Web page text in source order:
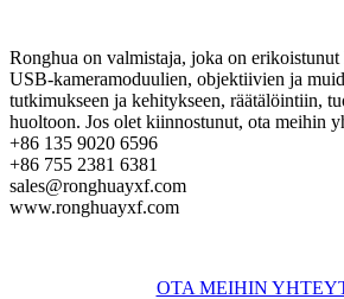
Ronghua on valmistaja, joka on erikoistunut
USB-kameramoduulien, objektiivien ja
tutkimukseen ja kehitykseen, räätälöintiin,
huoltoon. Jos olet kiinnostunut, ota meihin
+86 135 9020 6596
+86 755 2381 6381
sales@ronghuayxf.com
www.ronghuayxf.com
OTA MEIHIN